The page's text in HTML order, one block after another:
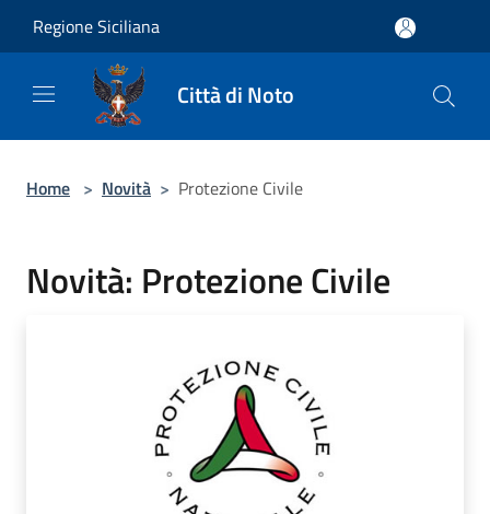
Regione Siciliana
Città di Noto
Home > Novità > Protezione Civile
Novità: Protezione Civile